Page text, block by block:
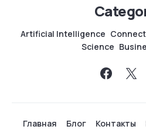
Artificial Intelligence
Science
Главная Блог Контакты